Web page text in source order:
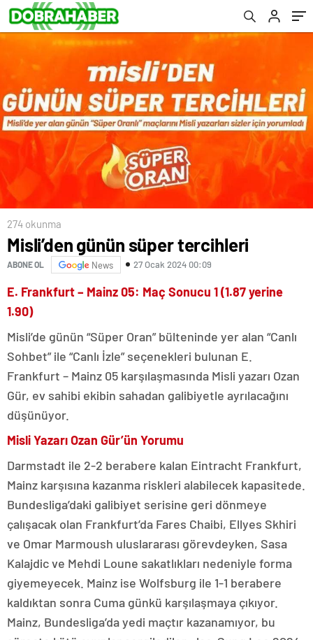
274 okunma
Misli’den günün süper tercihleri
ABONE OL News 27 Ocak 2024 00:09
E. Frankfurt – Mainz 05: Maç Sonucu 1 (1.87 yerine
1.90)
Misli’de günün “Süper Oran” bülteninde yer alan “Canlı
Sohbet” ile “Canlı İzle” seçenekleri bulunan E.
Frankfurt – Mainz 05 karşılaşmasında Misli yazarı Ozan
Gür, ev sahibi ekibin sahadan galibiyetle ayrılacağını
düşünüyor.
Misli Yazarı Ozan Gür’ün Yorumu
Darmstadt ile 2-2 berabere kalan Eintracht Frankfurt,
Mainz karşısına kazanma riskleri alabilecek kapasitede.
Bundesliga’daki galibiyet serisine geri dönmeye
çalışacak olan Frankfurt’da Fares Chaibi, Ellyes Skhiri
ve Omar Marmoush uluslararası görevdeyken, Sasa
Kalajdic ve Mehdi Loune sakatlıkları nedeniyle forma
giyemeyecek. Mainz ise Wolfsburg ile 1-1 berabere
kaldıktan sonra Cuma günkü karşılaşmaya çıkıyor.
Mainz, Bundesliga’da yedi maçtır kazanamıyor, bu